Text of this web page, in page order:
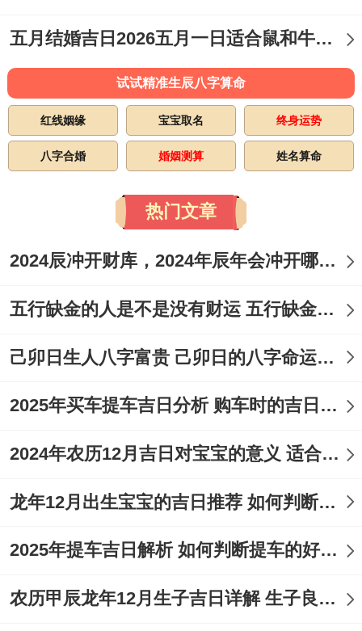
七
月
戌
日
2026
年8
月16
星
期
日
司命
车、
签合
同、
纳
财、
祭
安床
-
七
初
丁
卯
2026
月21
日
星
期
-
开
交
易、
券、
结
开
光、
掘
井、
发、
作
动
土、
五月结婚吉日2026五月一日适合鼠和牛结婚吗
试试精准生辰八字算命
红线姻缘 宝宝取名 终身运势
八字合婚 婚姻测算 姓名算命
热门文章
2024辰冲开财库，2024年辰年会冲开哪些人的财库
五行缺金的人是不是没有财运 五行缺金的人命运好不好
己卯日生人八字富贵 己卯日的八字命运如何
2025年买车提车吉日分析 购车时的吉日与禁忌
2024年农历12月吉日对宝宝的意义 适合龙年宝宝出生的日子有哪些
龙年12月出生宝宝的吉日推荐 如何判断吉日是否适合宝宝
2025年提车吉日解析 如何判断提车的好日子
农历甲辰龙年12月生子吉日详解 生子良辰的影响因素